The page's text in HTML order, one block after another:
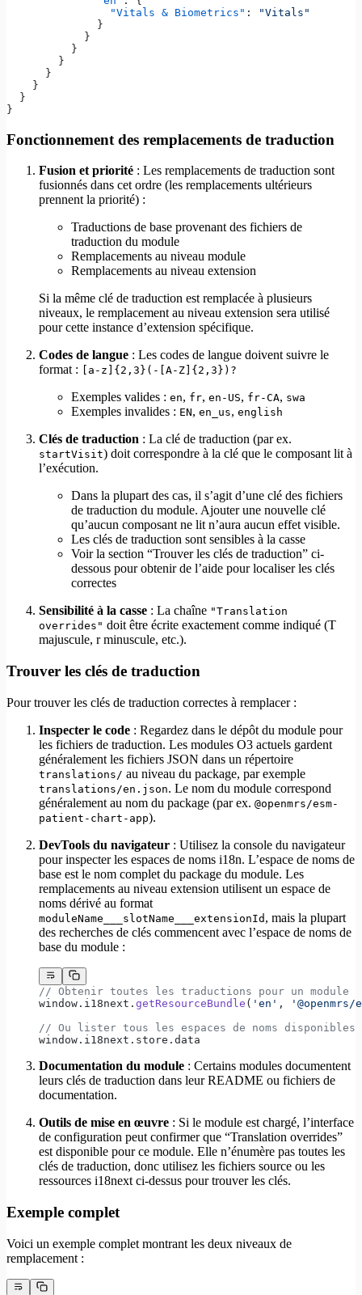
                "Vitals & Biometrics"
:
"Vitals"
              }
            }
          }
        }
      }
    }
  }
}
Fonctionnement des remplacements de traduction
Fusion et priorité : Les remplacements de traduction sont
fusionnés dans cet ordre (les remplacements ultérieurs
prennent la priorité) :
Traductions de base provenant des fichiers de
traduction du module
Remplacements au niveau module
Remplacements au niveau extension
Si la même clé de traduction est remplacée à plusieurs
niveaux, le remplacement au niveau extension sera utilisé
pour cette instance d’extension spécifique.
Codes de langue : Les codes de langue doivent suivre le
format :
[a-z]{2,3}(-[A-Z]{2,3})?
Exemples valides : en, fr, en-US, fr-CA, swa
Exemples invalides : EN, en_us, english
Clés de traduction : La clé de traduction (par ex.
startVisit) doit correspondre à la clé que le composant lit à
l’exécution.
Dans la plupart des cas, il s’agit d’une clé des fichiers
de traduction du module. Ajouter une nouvelle clé
qu’aucun composant ne lit n’aura aucun effet visible.
Les clés de traduction sont sensibles à la casse
Voir la section “Trouver les clés de traduction” ci-
dessous pour obtenir de l’aide pour localiser les clés
correctes
Sensibilité à la casse : La chaîne "Translation
overrides" doit être écrite exactement comme indiqué (T
majuscule, r minuscule, etc.).
Trouver les clés de traduction
Pour trouver les clés de traduction correctes à remplacer :
Inspecter le code : Regardez dans le dépôt du module pour
les fichiers de traduction. Les modules O3 actuels gardent
généralement les fichiers JSON dans un répertoire
translations/ au niveau du package, par exemple
translations/en.json. Le nom du module correspond
généralement au nom du package (par ex. @openmrs/esm-
patient-chart-app).
DevTools du navigateur : Utilisez la console du navigateur
pour inspecter les espaces de noms i18n. L’espace de noms de
base est le nom complet du package du module. Les
remplacements au niveau extension utilisent un espace de
noms dérivé au format
moduleName___slotName___extensionId , mais la plupart
des recherches de clés commencent avec l’espace de noms de
base du module :
// Obtenir toutes les traductions pour un module
window.i18next. getResourceBundle ( 'en' ,
// Ou lister tous les espaces de noms disponibles
window.i18next.store.data
Documentation du module : Certains modules documentent
leurs clés de traduction dans leur README ou fichiers de
documentation.
Outils de mise en œuvre : Si le module est chargé, l’interface
de configuration peut confirmer que “Translation overrides”
est disponible pour ce module. Elle n’énumère pas toutes les
clés de traduction, donc utilisez les fichiers source ou les
ressources i18next ci-dessus pour trouver les clés.
Exemple complet
Voici un exemple complet montrant les deux niveaux de
remplacement :